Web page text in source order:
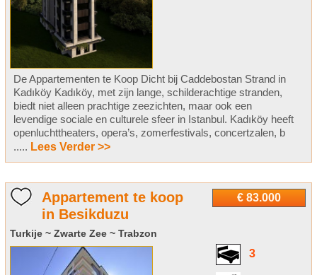
De Appartementen te Koop Dicht bij Caddebostan Strand in
Kadıköy Kadıköy, met zijn lange, schilderachtige stranden,
biedt niet alleen prachtige zeezichten, maar ook een
levendige sociale en culturele sfeer in Istanbul. Kadıköy heeft
openluchttheaters, opera’s, zomerfestivals, concertzalen, b
..... Lees Verder >>
€ 83.000
Appartement te koop
in Besikduzu
Turkije ~ Zwarte Zee ~ Trabzon
3